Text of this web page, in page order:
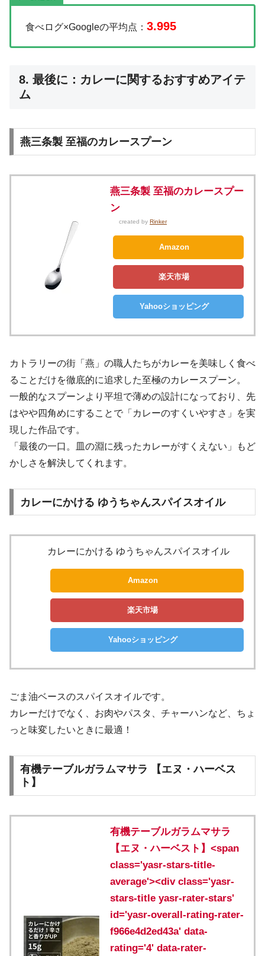
ーのメニューはどれも難しいと思うので夜に鉄板
焼きを堪能することをおすすめする…鉄板焼きも
ナーは汗だくになりながら食べてた、でも美味し
コミでご飯が多いと見かけたので覚悟していた
頼んでる方もいらっしゃった。
食べログ×Googleの平均点： 3.995
8. 最後に：カレーに関するおすすめアイテ
ム
燕三条製 至福のカレースプーン
燕三条製 至福のカレースプー
ン
created by Rinker
Amazon
楽天市場
Yahooショッピング
カトラリーの街「燕」の職人たちがカレーを美味しく食べ
ることだけを徹底的に追求した至極のカレースプーン。
一般的なスプーンより平坦で薄めの設計になっており、先
はやや四角めにすることで「カレーのすくいやすさ」を実
現した作品です。
「最後の一口。皿の淵に残ったカレーがすくえない」もど
かしさを解決してくれます。
カレーにかける ゆうちゃんスパイスオイル
カレーにかける ゆうちゃんスパイスオイル
Amazon
楽天市場
Yahooショッピング
ごま油ベースのスパイスオイルです。
カレーだけでなく、お肉やパスタ、チャーハンなど、ちょ
っと味変したいときに最適！
有機テーブルガラムマサラ 【エヌ・ハーベス
ト】
有機テーブルガラムマサラ
【エヌ・ハーベスト】<span
class='yasr-stars-title-
average'><div class='yasr-
stars-title yasr-rater-stars'
id='yasr-overall-rating-rater-
f966e4d2ed43a' data-
rating='4' data-rater-